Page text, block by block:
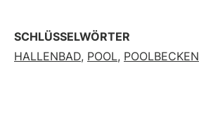
SCHLÜSSELWÖRTER
HALLENBAD, POOL, POOLBECKEN